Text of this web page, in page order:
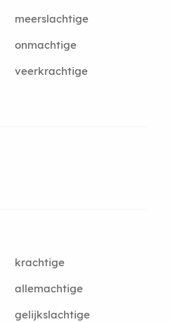
meerslachtige
onmachtige
veerkrachtige
krachtige
allemachtige
gelijkslachtige